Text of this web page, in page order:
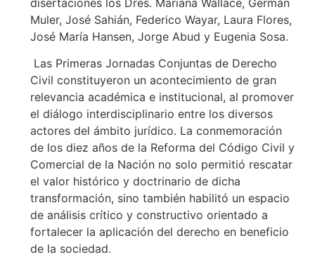
Muler, José Sahián, Federico Wayar, Laura Flores,
José María Hansen, Jorge Abud y Eugenia Sosa.
Las Primeras Jornadas Conjuntas de Derecho
Civil constituyeron un acontecimiento de gran
relevancia académica e institucional, al promover
el diálogo interdisciplinario entre los diversos
actores del ámbito jurídico. La conmemoración
de los diez años de la Reforma del Código Civil y
Comercial de la Nación no solo permitió rescatar
el valor histórico y doctrinario de dicha
transformación, sino también habilitó un espacio
de análisis crítico y constructivo orientado a
fortalecer la aplicación del derecho en beneficio
de la sociedad.